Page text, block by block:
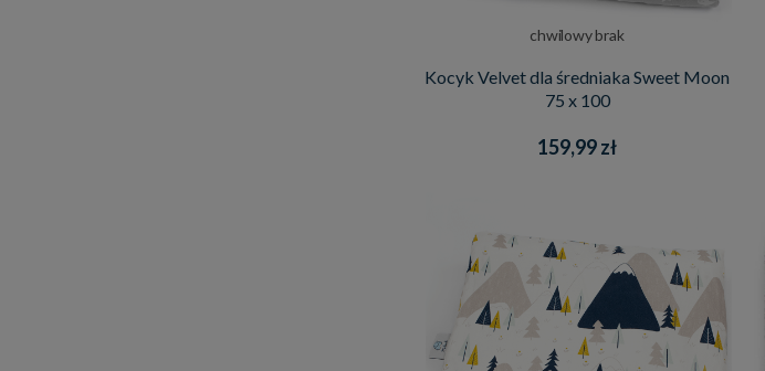
chwilowy brak
Kocyk Velvet dla średniaka Sweet Moon
75 x 100
159,99 zł